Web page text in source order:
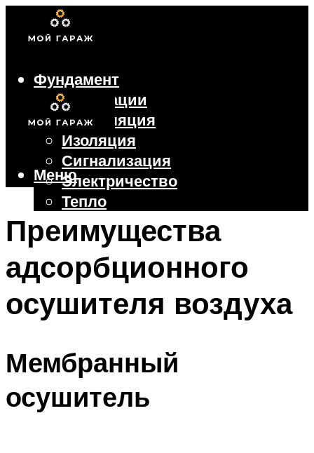
Фундамент
Коммуникации
Вентиляция
Изоляция
Сигнализация
Электричество
Тепло
Крыша
Ворота
Меню
Меню
Преимущества
адсорбционного
осушителя воздуха
Мембранный
осушитель